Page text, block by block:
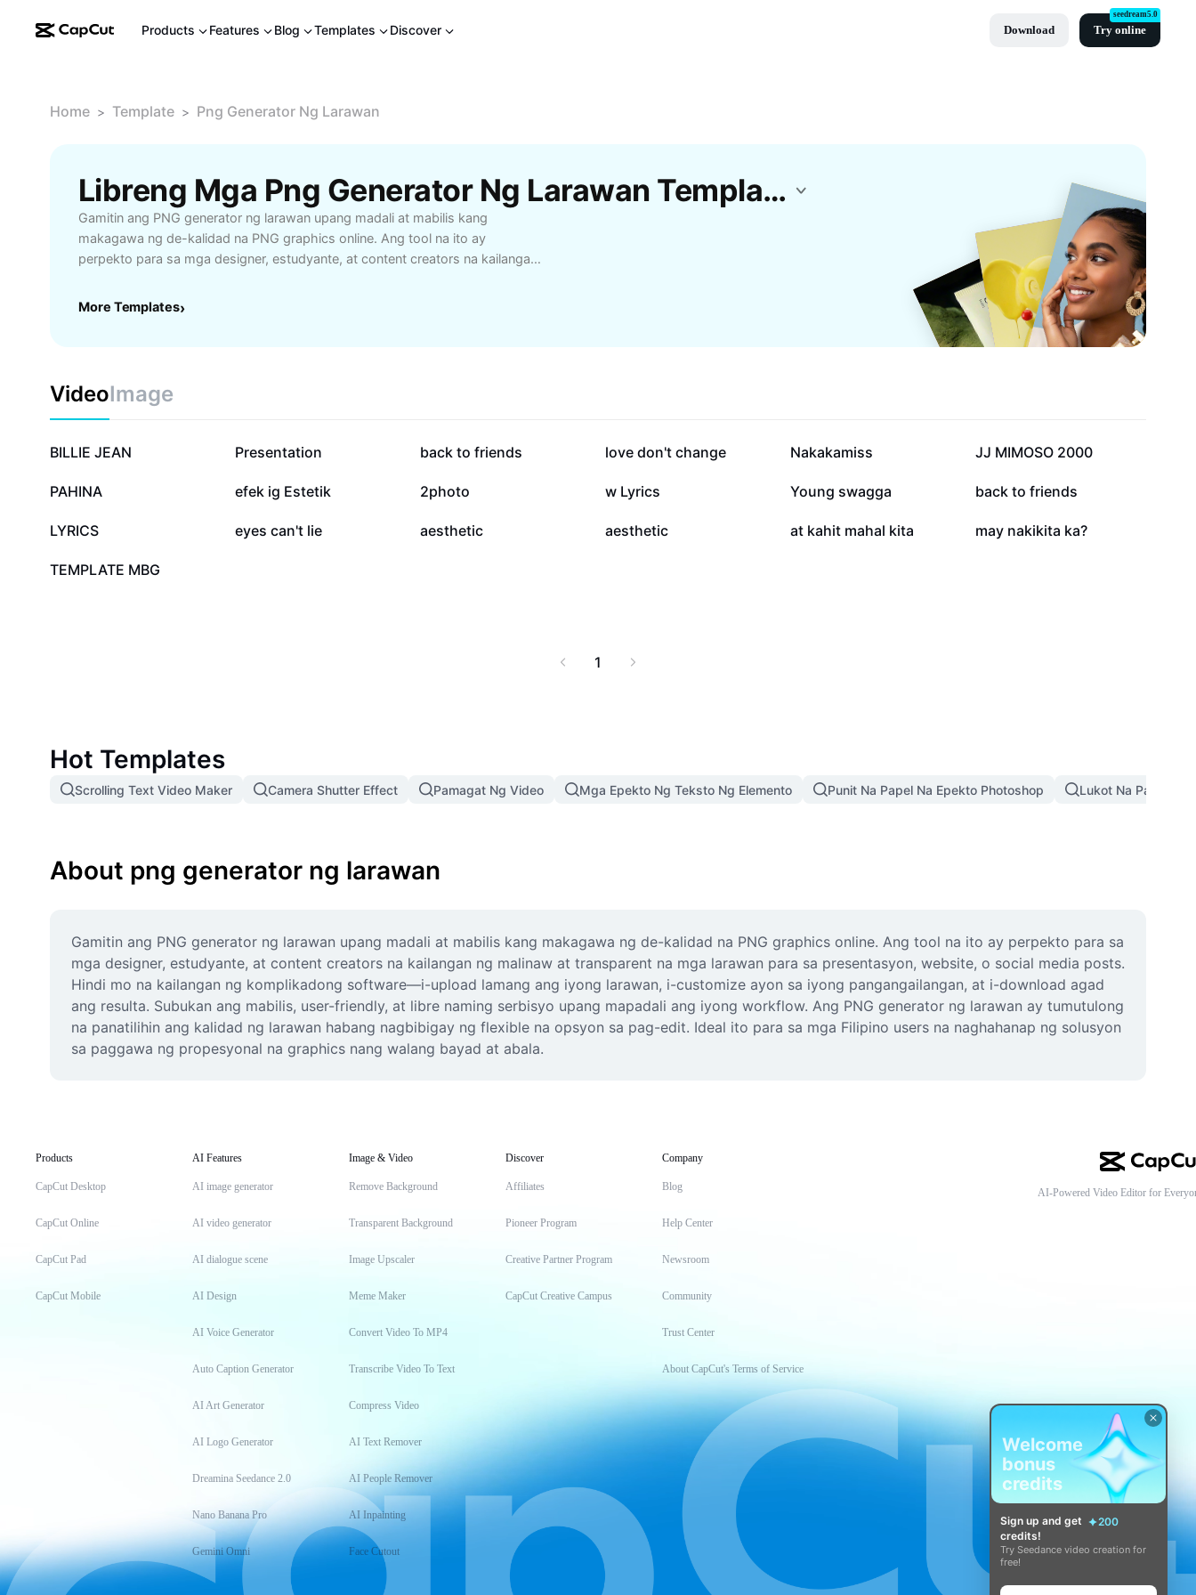
Products Features Blog Templates Discover Download Try online
seedream5.0
Home > Template > Png Generator Ng Larawan
Libreng Mga Png Generator Ng Larawan Template Mula Sa CapCut
Gamitin ang PNG generator ng larawan upang madali at mabilis kang
makagawa ng de-kalidad na PNG graphics online. Ang tool na ito ay
perpekto para sa mga designer, estudyante, at content creators na kailangan
social media posts. Hindi mo na kailangan ng komplikadong software—i-
Ang PNG generator ng larawan ay tumutulong na panatilihin ang kalidad ng
larawan habang nagbibigay ng flexible na opsyon sa pag-edit. Ideal ito para
sa mga Filipino users na naghahanap ng solusyon sa paggawa ng
propesyonal na graphics nang walang bayad at abala.
More Templates›
VideoImage
516.8K
BILLIE JEAN 351.1K
Presentation 154.6K
back to friends 115.9K
love don't change 83.5K
Nakakamiss 49.6K
JJ MIMOSO 2000
43.4K
PAHINA 38.4K
efek ig Estetik 11.4K
2photo 9.4K
w Lyrics 6.7K
Young swagga 4.9K
back to friends
3.4K
LYRICS 2.6K
eyes can't lie 978
aesthetic 925
aesthetic 781
at kahit mahal kita 542
may nakikita ka?
4
TEMPLATE MBG
1
Hot Templates
Scrolling Text Video Maker Camera Shutter Effect Pamagat Ng Video Mga Epekto Ng Teksto Ng Elemento Punit Na Papel Na Epekto Photoshop Lukot Na Papel Na
About png generator ng larawan
Gamitin ang PNG generator ng larawan upang madali at mabilis kang makagawa ng de-kalidad na PNG graphics online. Ang tool na ito ay perpekto para sa
mga designer, estudyante, at content creators na kailangan ng malinaw at transparent na mga larawan para sa presentasyon, website, o social media posts.
Hindi mo na kailangan ng komplikadong software—i-upload lamang ang iyong larawan, i-customize ayon sa iyong pangangailangan, at i-download agad
ang resulta. Subukan ang mabilis, user-friendly, at libre naming serbisyo upang mapadali ang iyong workflow. Ang PNG generator ng larawan ay tumutulong
na panatilihin ang kalidad ng larawan habang nagbibigay ng flexible na opsyon sa pag-edit. Ideal ito para sa mga Filipino users na naghahanap ng solusyon
sa paggawa ng propesyonal na graphics nang walang bayad at abala.
Products
CapCut Desktop
CapCut Online
CapCut Pad
CapCut Mobile
AI Features
AI image generator
AI video generator
AI dialogue scene
AI Design
AI Voice Generator
Auto Caption Generator
AI Art Generator
AI Logo Generator
Dreamina Seedance 2.0
Nano Banana Pro
Gemini Omni
Image & Video
Remove Background
Transparent Background
Image Upscaler
Meme Maker
Convert Video To MP4
Transcribe Video To Text
Compress Video
AI Text Remover
AI People Remover
AI Inpainting
Face Cutout
Discover
Affiliates
Pioneer Program
Creative Partner Program
CapCut Creative Campus
Company
Blog
Help Center
Newsroom
Community
Trust Center
About CapCut's Terms of Service
AI-Powered Video Editor for
Welcome
bonus
credits
Sign up and get
200
credits!
Try Seedance video creation for
free!